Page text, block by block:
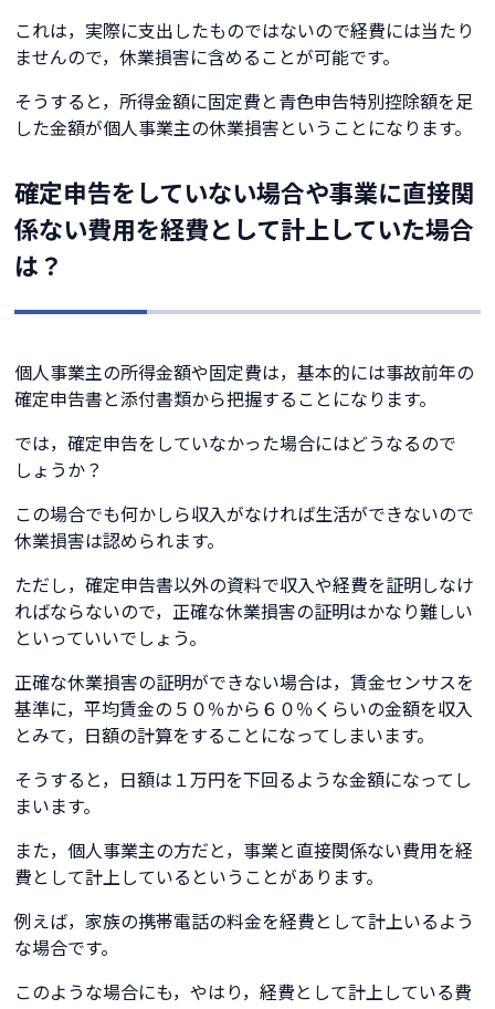
これは，実際に支出したものではないので経費には当たり
ませんので，休業損害に含めることが可能です。
そうすると，所得金額に固定費と青色申告特別控除額を足
した金額が個人事業主の休業損害ということになります。
確定申告をしていない場合や事業に直接関
係ない費用を経費として計上していた場合
は？
個人事業主の所得金額や固定費は，基本的には事故前年の
確定申告書と添付書類から把握することになります。
では，確定申告をしていなかった場合にはどうなるので
しょうか？
この場合でも何かしら収入がなければ生活ができないので
休業損害は認められます。
ただし，確定申告書以外の資料で収入や経費を証明しなけ
ればならないので，正確な休業損害の証明はかなり難しい
といっていいでしょう。
正確な休業損害の証明ができない場合は，賃金センサスを
基準に，平均賃金の５０％から６０％くらいの金額を収入
とみて，日額の計算をすることになってしまいます。
そうすると，日額は１万円を下回るような金額になってし
まいます。
また，個人事業主の方だと，事業と直接関係ない費用を経
費として計上しているということがあります。
例えば，家族の携帯電話の料金を経費として計上いるよう
な場合です。
このような場合にも，やはり，経費として計上している費